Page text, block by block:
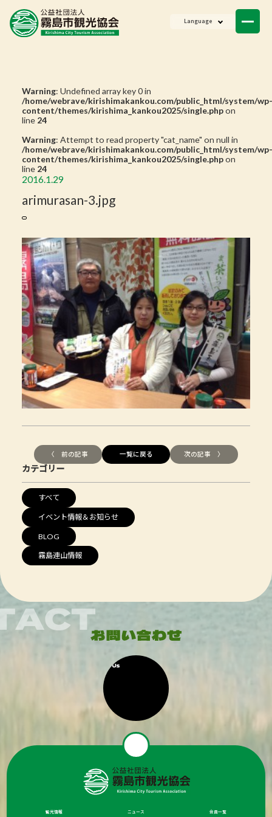
Language
Warning: Undefined array key 0 in
/home/webrave/kirishimakankou.com/public_html/system/wp-
content/themes/kirishima_kankou2025/single.phpon
line 24
Warning: Attempt to read property "cat_name" on null in
/home/webrave/kirishimakankou.com/public_html/system/wp-
content/themes/kirishima_kankou2025/single.phpon
line 24
2016.1.29
arimurasan-3.jpg
〈 前の記事 一覧に戻る 次の記事 〉
カテゴリー
すべて
イベント情報＆お知らせ
BLOG
霧島連山情報
観光情報 ニュース 会員一覧